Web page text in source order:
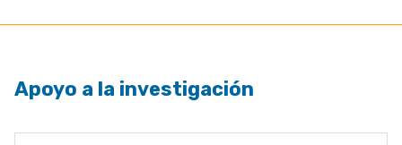
Apoyo a la investigación